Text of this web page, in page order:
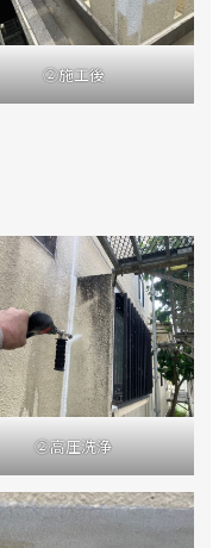
②施工後
②高圧洗浄